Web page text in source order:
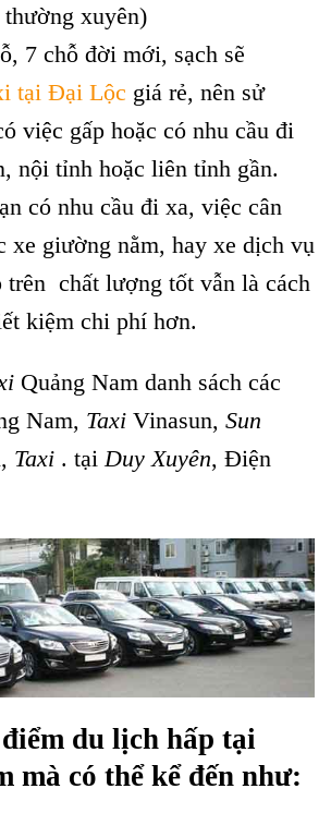
thường xuyên)
7 chỗ đời mới, sạch sẽ
tại Đại Lộc giá rẻ, nên sử
việc gấp hoặc có nhu cầu đi
nội tỉnh hoặc liên tỉnh gần.
có nhu cầu đi xa, việc cân
xe giường nằm, hay xe dịch vụ
trên chất lượng tốt vẫn là cách
kiệm chi phí hơn.
Quảng Nam danh sách các
Nam, Taxi Vinasun, Sun
Taxi . tại Duy Xuyên, Điện
du lịch hấp tại
mà có thể kể đến như: